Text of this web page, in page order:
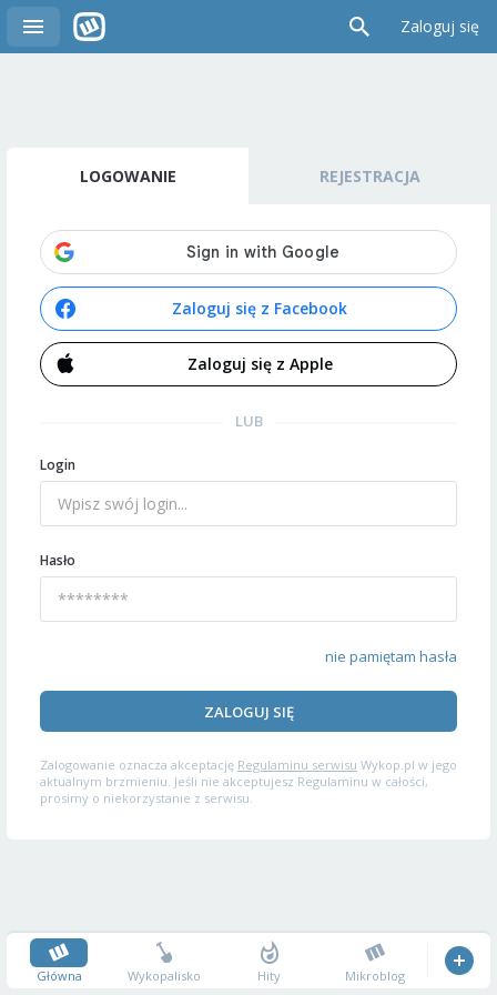
Zaloguj się
LOGOWANIE REJESTRACJA
Zaloguj się z Facebook
Zaloguj się z Apple
LUB
Login
Hasło
nie pamiętam hasła
ZALOGUJ SIĘ
Zalogowanie oznacza akceptację Regulaminu serwisu Wykop.pl w jego
aktualnym brzmieniu. Jeśli nie akceptujesz Regulaminu w całości,
prosimy o niekorzystanie z serwisu.
Główna Wykopalisko Hity Mikroblog